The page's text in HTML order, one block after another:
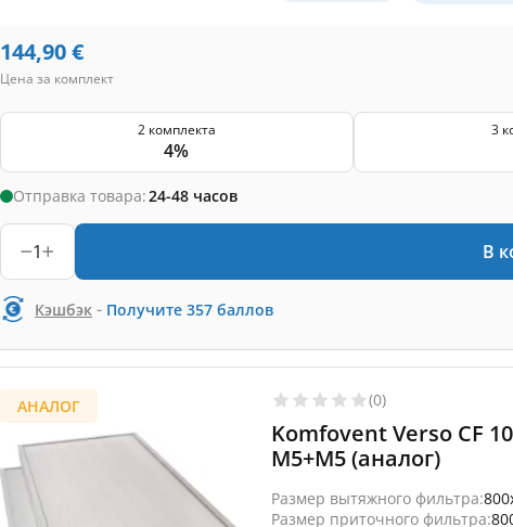
144,90€
Цена за комплект
2 комплекта
4%
3
Отправка товара:24-48 часов
1 В
Кэшбэк - Получите 357 баллов
АНАЛОГ (0)
Komfovent Verso CF
M5+M5 (аналог)
Размер вытяжного фильтра:
Размер приточного фильтра: